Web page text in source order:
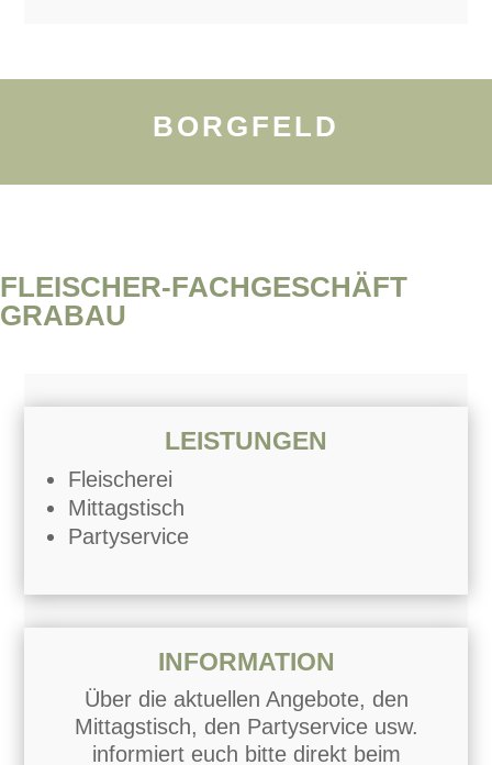
BORGFELD
FLEISCHER-FACHGESCHÄFT
GRABAU
LEISTUNGEN
Fleischerei
Mittagstisch
Partyservice
INFORMATION
Über die aktuellen Angebote, den
Mittagstisch, den Partyservice usw.
informiert euch bitte direkt beim